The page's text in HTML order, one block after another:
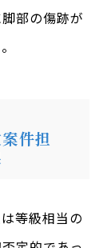
部の傷跡が
件担
等級相当の